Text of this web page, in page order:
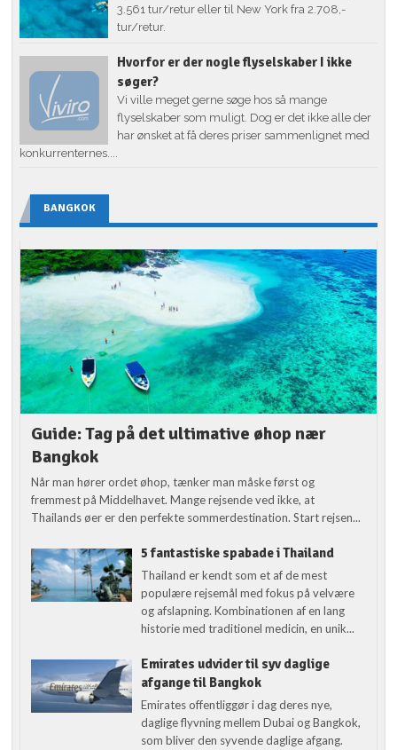
3.561 tur/retur eller til New York fra 2.708,-
tur/retur.
Hvorfor er der nogle flyselskaber I ikke
søger?
Vi ville meget gerne søge hos så mange
flyselskaber som muligt. Dog er det ikke alle der
har ønsket at få deres priser sammenlignet med
konkurrenternes....
BANGKOK
Guide: Tag på det ultimative øhop nær
Bangkok
Når man hører ordet øhop, tænker man måske først og
fremmest på Middelhavet. Mange rejsende ved ikke, at
Thailands øer er den perfekte sommerdestination. Start rejsen...
5 fantastiske spabade i Thailand
Thailand er kendt som et af de mest
populære rejsemål med fokus på velvære
og afslapning. Kombinationen af en lang
historie med traditionel medicin, en unik...
Emirates udvider til syv daglige
afgange til Bangkok
Emirates offentliggør i dag deres nye,
daglige flyvning mellem Dubai og Bangkok,
som bliver den syvende daglige afgang.